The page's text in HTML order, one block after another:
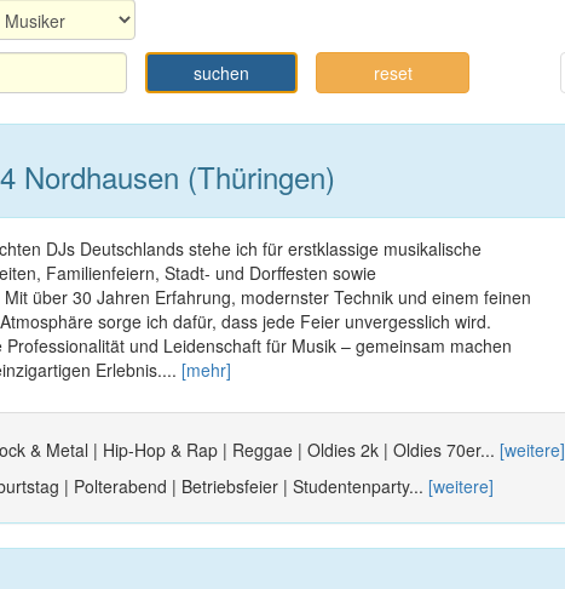
suchen reset
Nordhausen (Thüringen)
DJs Deutschlands stehe ich für erstklassige musikalische
Familienfeiern, Stadt- und Dorffesten sowie
über 30 Jahren Erfahrung, modernster Technik und einem feinen
sorge ich dafür, dass jede Feier unvergesslich wird.
und Leidenschaft für Musik – gemeinsam machen
Erlebnis.... [mehr]
& Metal | Hip-Hop & Rap | Reggae | Oldies 2k | Oldies 70er... [weitere]
| Polterabend | Betriebsfeier | Studentenparty... [weitere]